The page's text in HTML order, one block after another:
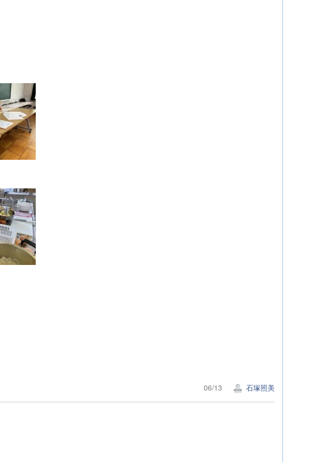
06/13 石塚照美